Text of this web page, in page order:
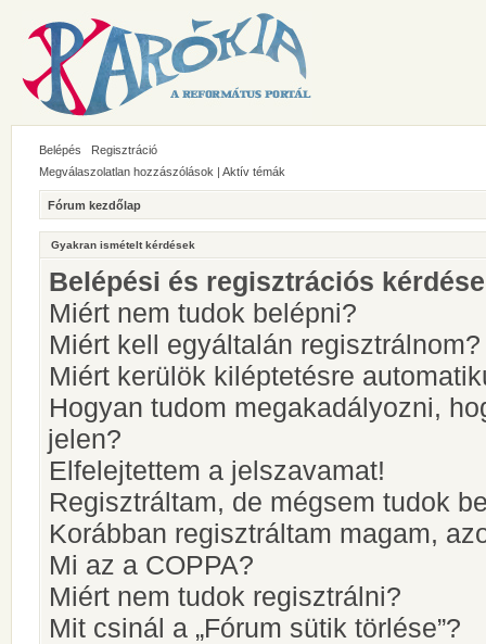
Belépés
Regisztráció
Megválaszolatlan hozzászólások | Aktív témák
Fórum kezdőlap
Gyakran ismételt kérdések
Belépési és regisztrációs
Miért nem tudok belépni?
Miért kell egyáltalán regisztrálnom?
Miért kerülök kiléptetésre
Hogyan tudom megakadályozni,
jelen?
Elfelejtettem a jelszavamat!
Regisztráltam, de mégsem tudok
Korábban regisztráltam magam,
Mi az a COPPA?
Miért nem tudok regisztrálni?
Mit csinál a „Fórum sütik törlése”?